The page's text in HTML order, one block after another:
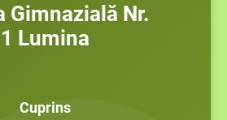
Gimnazială Nr.
1 Lumina
Cuprins